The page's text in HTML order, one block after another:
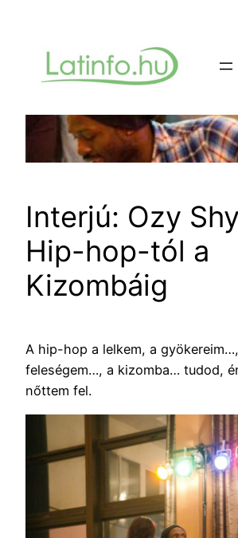
tartalomhoz
Interjú: Ozy
Hip-hop-tól a
Kizombáig
A hip-hop a lelkem, a
feleségem…, a kizomba… tudod,
nőttem fel.